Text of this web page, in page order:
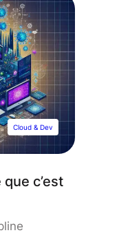
Cloud & Dev
c’est